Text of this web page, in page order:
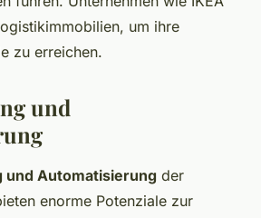
um ihre
zu erreichen.
und
und Automatisierung der
enorme Potenziale zur